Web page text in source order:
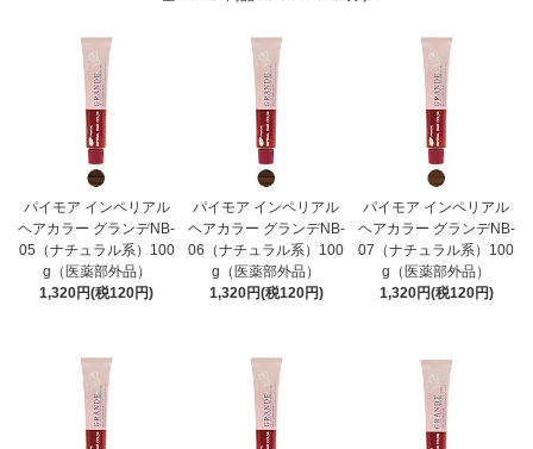
パイモア インペリアル
ヘアカラー グランデNB-
05（ナチュラル系）100
g（医薬部外品）
1,320円(税120円)
パイモア インペリアル
ヘアカラー グランデNB-
06（ナチュラル系）100
g（医薬部外品）
1,320円(税120円)
パイモア インペリアル
ヘアカラー グランデNB-
07（ナチュラル系）100
g（医薬部外品）
1,320円(税120円)